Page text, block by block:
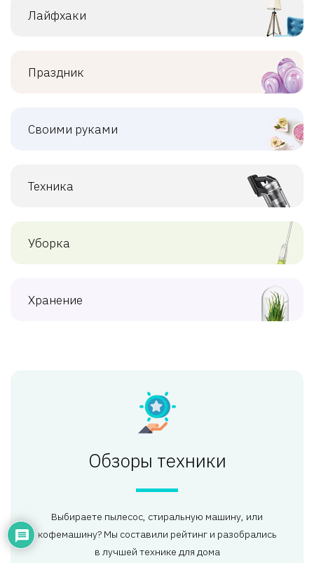
Лайфхаки
Праздник
Своими руками
Техника
Уборка
Хранение
Обзоры техники
Выбираете пылесос, стиральную машину, или
кофемашину? Мы составили рейтинг и разобрались
в лучшей технике для дома